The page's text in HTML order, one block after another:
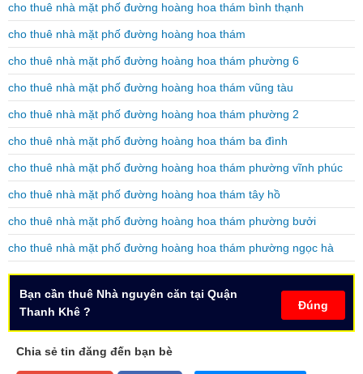
cho thuê nhà mặt phố đường hoàng hoa thám bình thạnh
cho thuê nhà mặt phố đường hoàng hoa thám
cho thuê nhà mặt phố đường hoàng hoa thám phường 6
cho thuê nhà mặt phố đường hoàng hoa thám vũng tàu
cho thuê nhà mặt phố đường hoàng hoa thám phường 2
cho thuê nhà mặt phố đường hoàng hoa thám ba đình
cho thuê nhà mặt phố đường hoàng hoa thám phường vĩnh phúc
cho thuê nhà mặt phố đường hoàng hoa thám tây hồ
cho thuê nhà mặt phố đường hoàng hoa thám phường bưởi
cho thuê nhà mặt phố đường hoàng hoa thám phường ngọc hà
Đúng
Bạn cần thuê Nhà nguyên căn tại Quận
Thanh Khê ?
Chia sẻ tin đăng đến bạn bè